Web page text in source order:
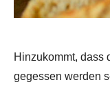
Hinzukommt, dass
gegessen werden